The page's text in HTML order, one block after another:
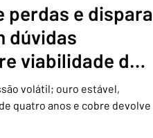
perdas e dispara
dúvidas
viabilidade das
Irã
volátil; ouro estável,
quatro anos e cobre devolve